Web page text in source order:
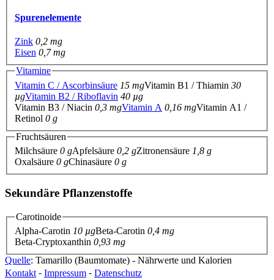
Spurenelemente
Zink 0,2 mg
Eisen 0,7 mg
Vitamine
Vitamin C / Ascorbinsäure 15 mgVitamin B1 / Thiamin 30
µgVitamin B2 / Riboflavin 40 µg
Vitamin B3 / Niacin 0,3 mgVitamin A 0,16 mgVitamin A1 /
Retinol 0 g
Fruchtsäuren
Milchsäure 0 gApfelsäure 0,2 gZitronensäure 1,8 g
Oxalsäure 0 gChinasäure 0 g
Sekundäre Pflanzenstoffe
Carotinoide
Alpha-Carotin 10 µgBeta-Carotin 0,4 mg
Beta-Cryptoxanthin 0,93 mg
Quelle: Tamarillo (Baumtomate) - Nährwerte und Kalorien
Kontakt ⁃ Impressum ⁃ Datenschutz